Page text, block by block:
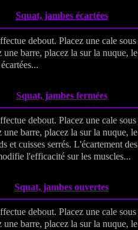
Squat, jambes écartées
debout. Placez une cale
une barre, placez la sur la nuque,
Squat, jambes fermées
debout. Placez une cale
une barre, placez la sur la nuque,
et cuisses serrés. L'écartement
l'efficacité sur les muscles...
Squat, jambes ouvertes
debout. Placez une cale
une barre, placez la sur la nuque,